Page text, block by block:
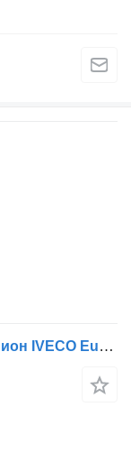
Пневматски вентил 41027224 за камион IVECO EuroCargo (03.2008->)